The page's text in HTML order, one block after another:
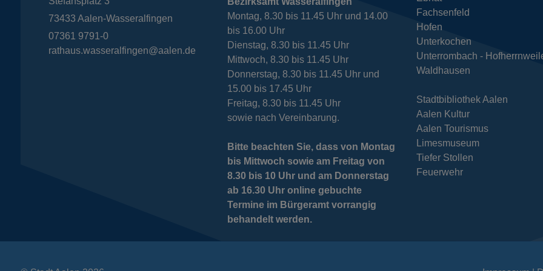
e
t
73433 Aalen-Wasseralfingen
07361 9791-0
rathaus.wasseralfingen@aalen.de
Montag, 8.30 bis 11.45 Uhr und 14.00
bis 16.00 Uhr
Dienstag, 8.30 bis 11.45 Uhr
Mittwoch, 8.30 bis 11.45 Uhr
Donnerstag, 8.30 bis 11.45 Uhr und
15.00 bis 17.45 Uhr
Freitag, 8.30 bis 11.45 Uhr
sowie nach Vereinbarung.
Bitte beachten Sie, dass von Montag
bis Mittwoch sowie am Freitag von
8.30 bis 10 Uhr und am Donnerstag
ab 16.30 Uhr online gebuchte
Termine im Bürgeramt vorrangig
behandelt werden.
Fachsenfeld
Hofen
Unterkochen
Unterrombach -
Waldhausen
Stadtbibliothek Aalen
Aalen Kultur
Aalen Tourismus
Limesmuseum
Tiefer Stollen
Feuerwehr